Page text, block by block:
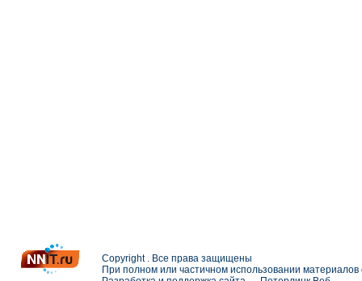
Copyright . Все права защищены
При полном или частичном использовании